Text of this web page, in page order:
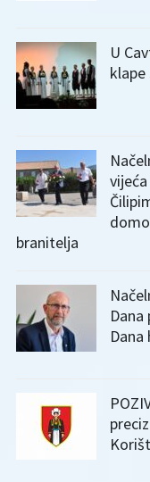
U
branitelja